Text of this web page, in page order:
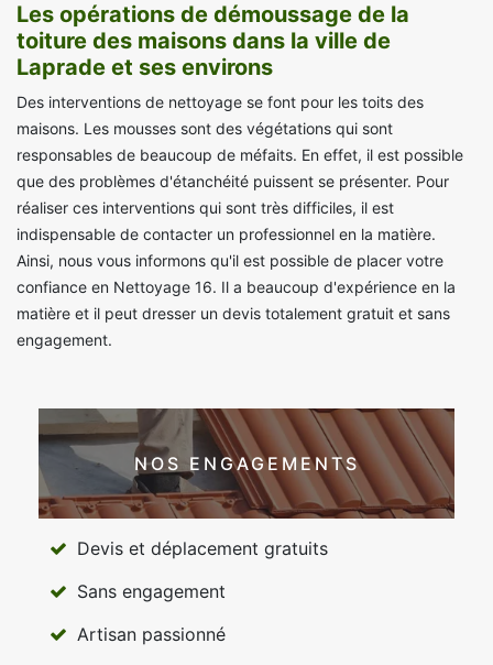
Les opérations de démoussage de la
toiture des maisons dans la ville de
Laprade et ses environs
Des interventions de nettoyage se font pour les toits des
maisons. Les mousses sont des végétations qui sont
responsables de beaucoup de méfaits. En effet, il est possible
que des problèmes d'étanchéité puissent se présenter. Pour
réaliser ces interventions qui sont très difficiles, il est
indispensable de contacter un professionnel en la matière.
Ainsi, nous vous informons qu'il est possible de placer votre
confiance en Nettoyage 16. Il a beaucoup d'expérience en la
matière et il peut dresser un devis totalement gratuit et sans
engagement.
NOS ENGAGEMENTS
Devis et déplacement gratuits
Sans engagement
Artisan passionné